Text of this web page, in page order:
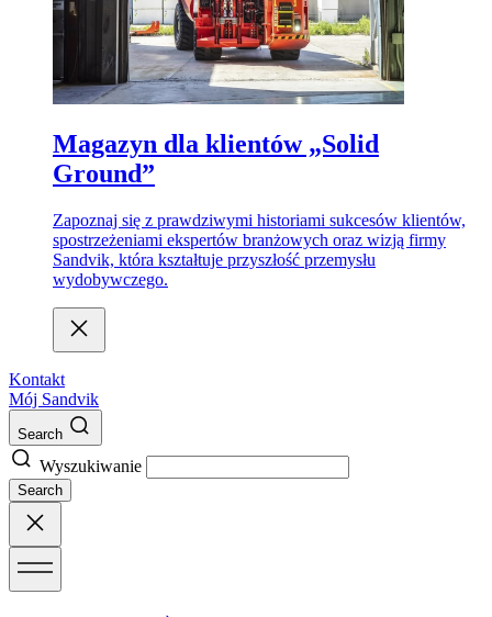
Magazyn dla klientów „Solid
Ground”
Zapoznaj się z prawdziwymi historiami sukcesów klientów,
spostrzeżeniami ekspertów branżowych oraz wizją firmy
Sandvik, która kształtuje przyszłość przemysłu
wydobywczego.
Kontakt
Mój Sandvik
Search
Wyszukiwanie
Search